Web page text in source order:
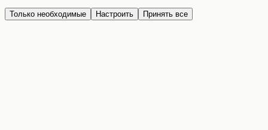
Только необходимые Настроить Принять все